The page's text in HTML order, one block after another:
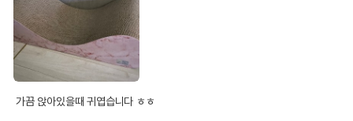
가끔 앉아있을때 귀엽습니다 ㅎㅎ